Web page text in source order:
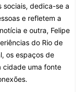
sociais, dedica-se a
e refletem a
e outra, Felipe
do Rio de
os espaços de
cidade uma fonte